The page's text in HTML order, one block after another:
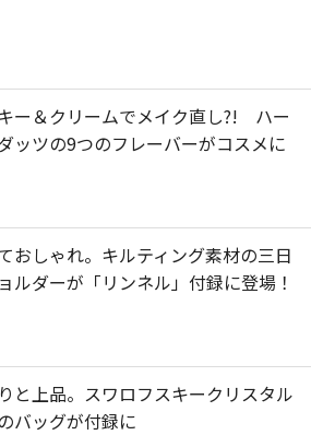
ー＆クリームでメイク直し?! ハー
ッツの9つのフレーバーがコスメに
おしゃれ。キルティング素材の三日
ルダーが「リンネル」付録に登場！
と上品。スワロフスキークリスタル
バッグが付録に